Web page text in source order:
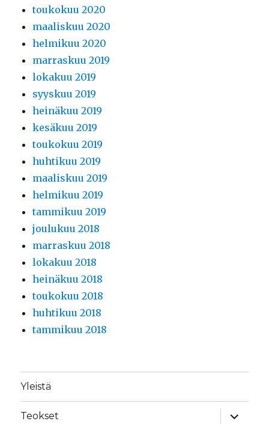
toukokuu 2020
maaliskuu 2020
helmikuu 2020
marraskuu 2019
lokakuu 2019
syyskuu 2019
heinäkuu 2019
kesäkuu 2019
toukokuu 2019
huhtikuu 2019
maaliskuu 2019
helmikuu 2019
tammikuu 2019
joulukuu 2018
marraskuu 2018
lokakuu 2018
heinäkuu 2018
toukokuu 2018
huhtikuu 2018
tammikuu 2018
Yleistä
Teokset
näytä